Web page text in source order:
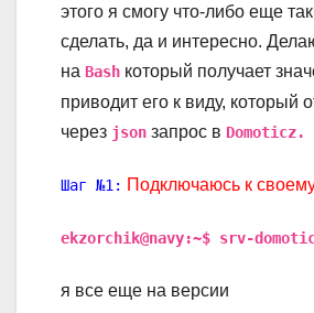
этого я смогу что-либо еще
сделать, да и интересно.
на Bash который получает
приводит его к виду, который
через json запрос в Domoticz.
Шаг №1: Подключаюсь к
ekzorchik@navy:~$ srv-
я все еще на версии